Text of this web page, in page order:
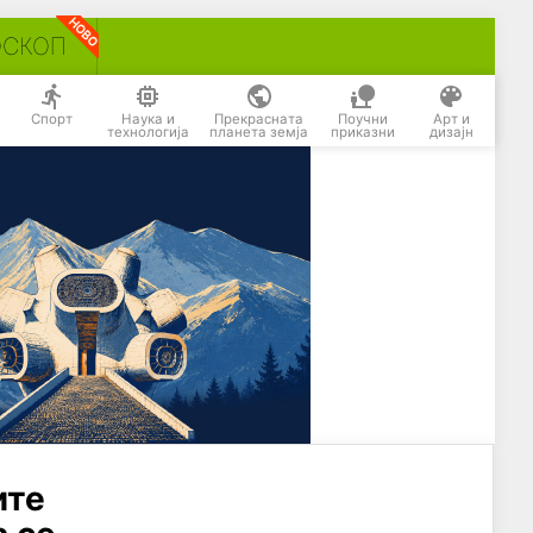
Спорт Наука и
технологија
Прекрасната
планета земја
Поучни
приказни
Арт и
дизајн